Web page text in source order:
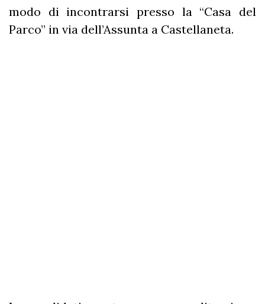
modo di incontrarsi presso la “Casa del
Parco” in via dell’Assunta a Castellaneta.